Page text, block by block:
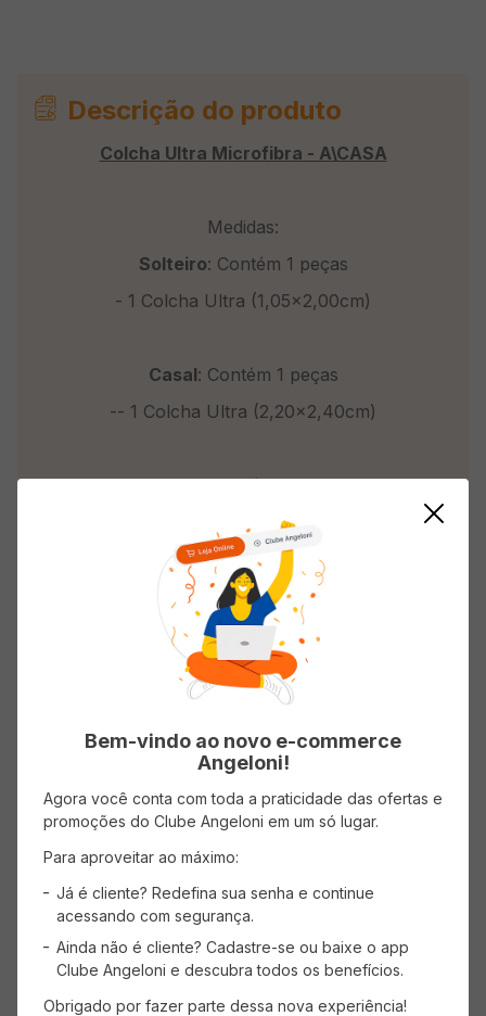
Descrição do produto
Colcha Ultra Microfibra - A\CASA
Medidas:
Solteiro: Contém 1 peças
- 1 Colcha Ultra (1,05x2,00cm)
Casal: Contém 1 peças
-- 1 Colcha Ultra (2,20x2,40cm)
Queen: Contém 1 peças
- 1 Colcha Ultra (2,40x2,60cm)
King: Contém 3 peças
- 1 Colcha Ultra (2,60x2,80cm)
Informações do Produto
Avaliações
Carregando…
Bem-vindo ao novo e-commerce
Angeloni!
Agora você conta com toda a praticidade das ofertas e
promoções do Clube Angeloni em um só lugar.
Para aproveitar ao máximo:
Já é cliente? Redefina sua senha e continue
acessando com segurança.
Ainda não é cliente? Cadastre-se ou baixe o app
Clube Angeloni e descubra todos os benefícios.
Obrigado por fazer parte dessa nova experiência!